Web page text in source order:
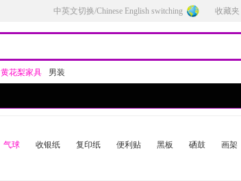
中英文切换/Chinese English switching 收藏夹
黄花梨家具 男装
气球 收银纸 复印纸 便利贴 黑板 硒鼓 画架